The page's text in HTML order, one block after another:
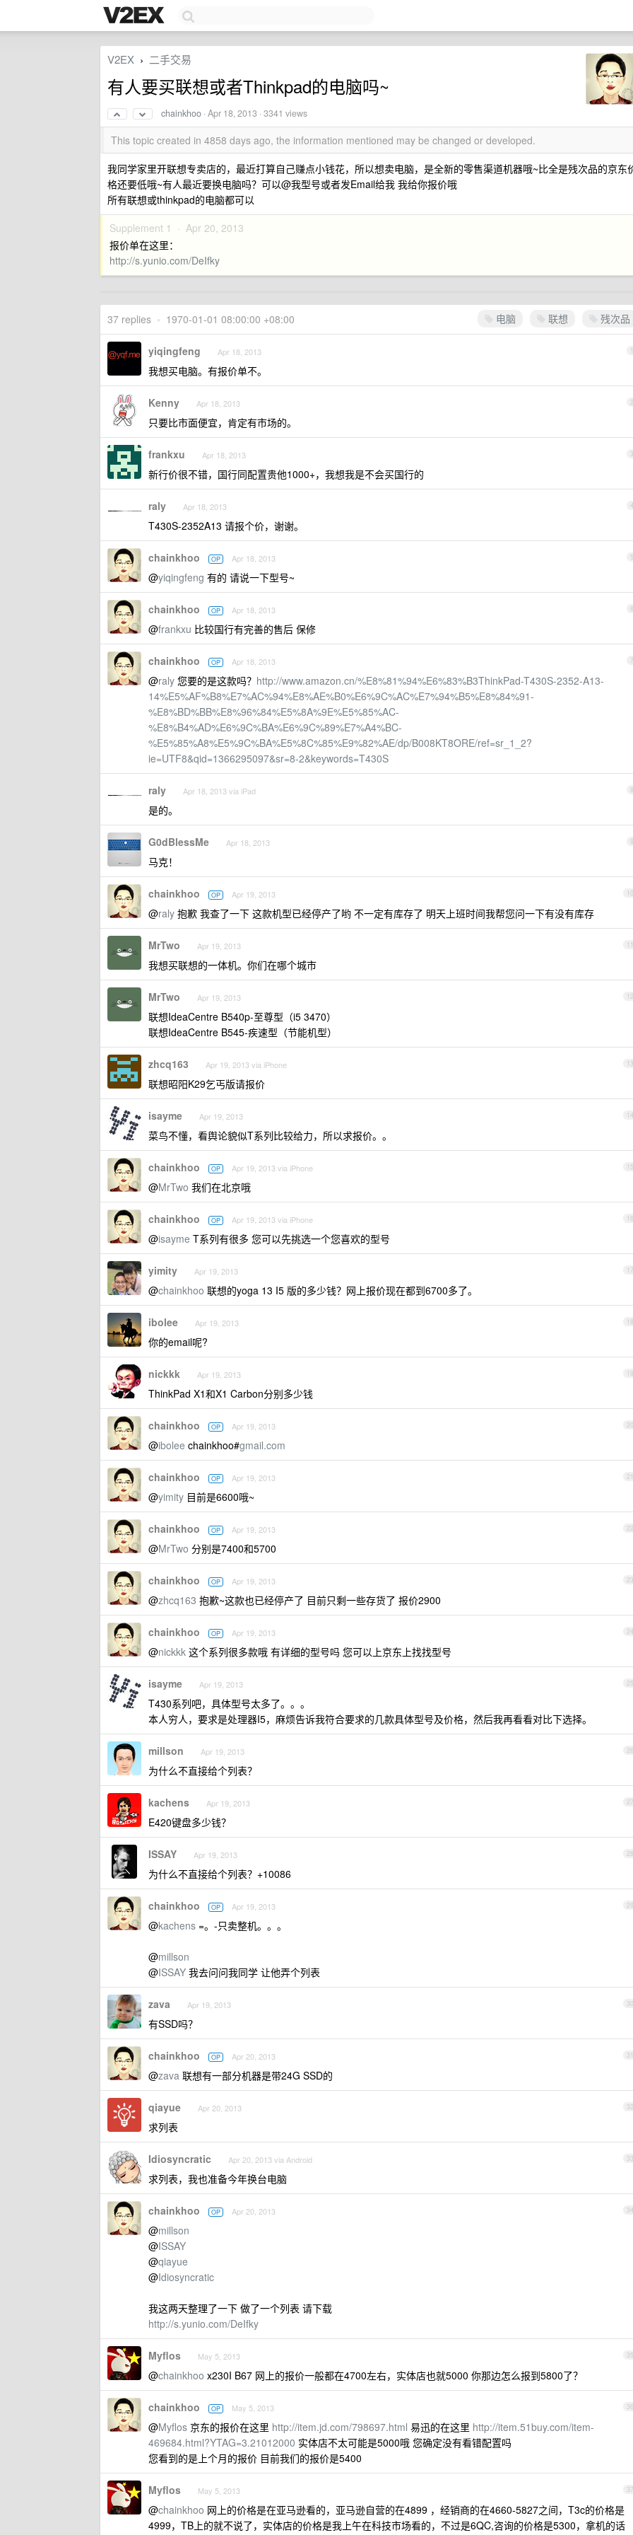
V2EX › 二手交易
有人要买联想或者Thinkpad的电脑吗~
chainkhoo ·Apr 18, 2013 · 3341 views
This topic created in 4858 days ago, the information mentioned may be changed or developed.
我同学家里开联想专卖店的，最近打算自己赚点小钱花，所以想卖电脑，是全新的零售渠道机器哦~比全是残次品的京东
格还要低哦~有人最近要换电脑吗？可以@我型号或者发Email给我 我给你报价哦
所有联想或thinkpad的电脑都可以
Supplement 1 · Apr 20, 2013
报价单在这里：
http://s.yunio.com/DeIfky
电脑 联想 残次品
37 replies • 1970-01-01 08:00:00 +08:00
1
yiqingfeng Apr 18, 2013
我想买电脑。有报价单不。
2
Kenny Apr 18, 2013
只要比市面便宜，肯定有市场的。
3
frankxu Apr 18, 2013
新行价很不错，国行同配置贵他1000+，我想我是不会买国行的
4
raly Apr 18, 2013
T430S-2352A13 请报个价，谢谢。
5
chainkhoo OP Apr 18, 2013
@yiqingfeng 有的 请说一下型号~
6
chainkhoo OP Apr 18, 2013
@frankxu 比较国行有完善的售后 保修
7
chainkhoo OP Apr 18, 2013
@raly 您要的是这款吗？ http://www.amazon.cn/%E8%81%94%E6%83%B3ThinkPad-T430S-2352-A13-
14%E5%AF%B8%E7%AC%94%E8%AE%B0%E6%9C%AC%E7%94%B5%E8%84%91-
%E8%BD%BB%E8%96%84%E5%8A%9E%E5%85%AC-
%E8%B4%AD%E6%9C%BA%E6%9C%89%E7%A4%BC-
%E5%85%A8%E5%9C%BA%E5%8C%85%E9%82%AE/dp/B008KT8ORE/ref=sr_1_2?
ie=UTF8&qid=1366295097&sr=8-2&keywords=T430S
8
raly Apr 18, 2013 via iPad
是的。
9
G0dBlessMe Apr 18, 2013
马克！
10
chainkhoo OP Apr 19, 2013
@raly 抱歉 我查了一下 这款机型已经停产了哟 不一定有库存了 明天上班时间我帮您问一下有没有库存
11
MrTwo Apr 19, 2013
我想买联想的一体机。你们在哪个城市
12
MrTwo Apr 19, 2013
联想IdeaCentre B540p-至尊型（i5 3470）
联想IdeaCentre B545-疾速型（节能机型）
13
zhcq163 Apr 19, 2013 via iPhone
联想昭阳K29乞丐版请报价
14
isayme Apr 19, 2013
菜鸟不懂，看舆论貌似T系列比较给力，所以求报价。。
15
chainkhoo OP Apr 19, 2013 via iPhone
@MrTwo 我们在北京哦
16
chainkhoo OP Apr 19, 2013 via iPhone
@isayme T系列有很多 您可以先挑选一个您喜欢的型号
17
yimity Apr 19, 2013
@chainkhoo 联想的yoga 13 I5 版的多少钱？网上报价现在都到6700多了。
18
ibolee Apr 19, 2013
你的email呢?
19
nickkk Apr 19, 2013
ThinkPad X1和X1 Carbon分别多少钱
20
chainkhoo OP Apr 19, 2013
@ibolee chainkhoo#gmail.com
21
chainkhoo OP Apr 19, 2013
@yimity 目前是6600哦~
22
chainkhoo OP Apr 19, 2013
@MrTwo 分别是7400和5700
23
chainkhoo OP Apr 19, 2013
@zhcq163 抱歉~这款也已经停产了 目前只剩一些存货了 报价2900
24
chainkhoo OP Apr 19, 2013
@nickkk 这个系列很多款哦 有详细的型号吗 您可以上京东上找找型号
25
isayme Apr 19, 2013
T430系列吧，具体型号太多了。。。
本人穷人，要求是处理器I5，麻烦告诉我符合要求的几款具体型号及价格，然后我再看看对比下选择。
26
millson Apr 19, 2013
为什么不直接给个列表？
27
kachens Apr 19, 2013
E420键盘多少钱？
28
ISSAY Apr 19, 2013
为什么不直接给个列表？+10086
29
chainkhoo OP Apr 19, 2013
@kachens =。-只卖整机。。。
@millson
@ISSAY 我去问问我同学 让他弄个列表
30
zava Apr 19, 2013
有SSD吗？
31
chainkhoo OP Apr 20, 2013
@zava 联想有一部分机器是带24G SSD的
32
qiayue Apr 20, 2013
求列表
33
Idiosyncratic Apr 20, 2013 via Android
求列表，我也准备今年换台电脑
34
chainkhoo OP Apr 20, 2013
@millson
@ISSAY
@qiayue
@Idiosyncratic
我这两天整理了一下 做了一个列表 请下载
http://s.yunio.com/DeIfky
35
Myflos May 5, 2013
@chainkhoo x230I B67 网上的报价一般都在4700左右，实体店也就5000 你那边怎么报到5800了？
36
chainkhoo OP May 5, 2013
@Myflos 京东的报价在这里 http://item.jd.com/798697.html 易迅的在这里 http://item.51buy.com/item-
469684.html?YTAG=3.21012000 实体店不太可能是5000哦 您确定没有看错配置吗
您看到的是上个月的报价 目前我们的报价是5400
37
Myflos May 5, 2013
@chainkhoo 网上的价格是在亚马逊看的，亚马逊自营的在4899 ，经销商的在4660-5827之间，T3c的价格是
4999，TB上的就不说了，实体店的价格是我上午在科技市场看的，不过是6QC,咨询的价格是5300，拿机的话